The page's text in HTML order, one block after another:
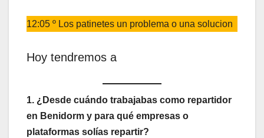
12:05 º Los patinetes un problema o una solucion
Hoy tendremos a
1. ¿Desde cuándo trabajabas como repartidor
en Benidorm y para qué empresas o
plataformas solías repartir?